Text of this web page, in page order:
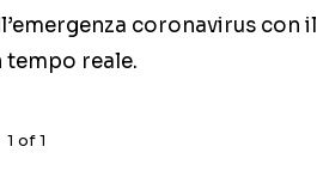
coronavirus con il
reale.
1 of1